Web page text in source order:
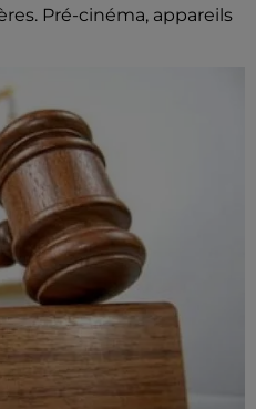
Pré-cinéma, appareils